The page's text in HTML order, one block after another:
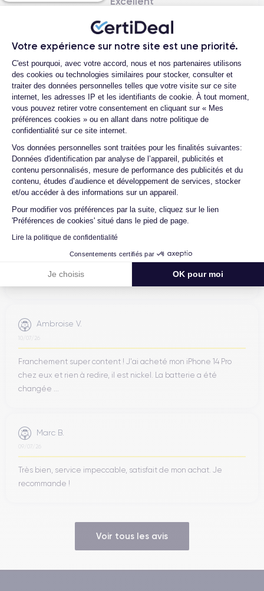
Votre expérience sur notre site est une priorité.
Plateforme de Gestion du
C'est pourquoi, avec votre accord, nous et nos partenaires utilisons
des cookies ou technologies similaires pour stocker, consulter et
traiter des données personnelles telles que votre visite sur ce site
internet, les adresses IP et les identifiants de cookie. À tout moment,
vous pouvez retirer votre consentement en cliquant sur « Mes
préférences cookies » ou en allant dans notre politique de
confidentialité sur ce site internet.
Vos données personnelles sont traitées pour les finalités suivantes:
Données d'identification par analyse de l’appareil, publicités et
contenu personnalisés, mesure de performance des publicités et du
contenu, études d’audience et développement de services, stocker
et/ou accéder à des informations sur un appareil.
Pour modifier vos préférences par la suite, cliquez sur le lien
'Préférences de cookies' situé dans le pied de page.
Lire la politique de confidentialité
Consentements certifiés par
Je choisis OK pour moi
Axeptio consent
Jean-yves J.
Merci beaucoup à l’équipe, iPhone 15 pro max d’un état comme
neuf comme la batterie. Je suis très content de mon achat et
...
Ambroise V.
10/07/26
Franchement super content ! J'ai acheté mon iPhone 14 Pro
chez eux et rien à redire, il est nickel. La batterie a été
changée ...
Marc B.
09/07/26
Très bien, service impeccable, satisfait de mon achat. Je
recommande !
Voir tous les avis